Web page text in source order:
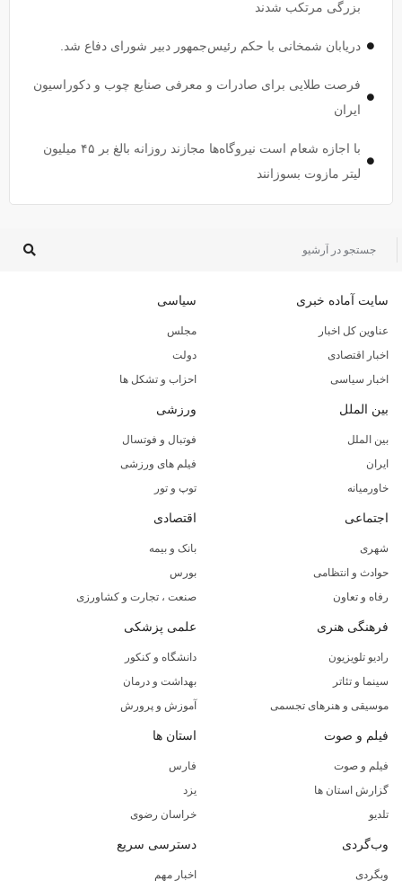
بزرگی مرتکب شدند
دریابان شمخانی با حکم رئیس‌جمهور دبیر شورای دفاع شد.
فرصت طلایی برای صادرات و معرفی صنایع چوب و دکوراسیون
ایران
با اجازه شعام است نیروگاه‌ها مجازند روزانه بالغ بر ۴۵ میلیون
لیتر مازوت بسوزانند
سایت آماده خبری
عناوین کل اخبار
اخبار اقتصادی
اخبار سیاسی
سیاسی
مجلس
دولت
احزاب و تشکل ها
بین الملل
بین الملل
ایران
خاورمیانه
ورزشی
فوتبال و فوتسال
فیلم های ورزشی
توپ و تور
اجتماعی
شهری
حوادث و انتظامی
رفاه و تعاون
اقتصادی
بانک و بیمه
بورس
صنعت ، تجارت و کشاورزی
فرهنگی هنری
رادیو تلویزیون
سینما و تئاتر
موسیقی و هنرهای تجسمی
علمی پزشکی
دانشگاه و کنکور
بهداشت و درمان
آموزش و پرورش
فیلم و صوت
فیلم و صوت
گزارش استان ها
تلدیو
استان ها
فارس
یزد
خراسان رضوی
وب‌گردی
وبگردی
دسترسی سریع
اخبار مهم